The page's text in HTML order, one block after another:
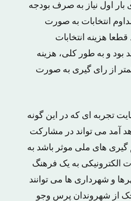
بار اول نیاز به صرف بودجه
انتخابات به صورت
قطعا هزینه انتخابات
بود و به طور کلی، هزینه
کمتر از رای گیری به صورت
تجربه ای که در این گونه
آمد می تواند در مشارکت
های ملی موثر باشد به
الکترونیکی به یک فرهنگ
و شهرداری ها می توانند
از شهروندان پرس وجو